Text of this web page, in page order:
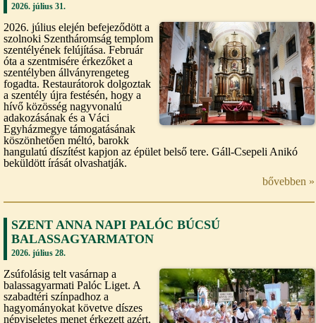
2026. július 31.
2026. július elején befejeződött a
szolnoki Szentháromság templom
szentélyének felújítása. Február
óta a szentmisére érkezőket a
szentélyben állványrengeteg
fogadta. Restaurátorok dolgoztak
a szentély újra festésén, hogy a
hívő közösség nagyvonalú
adakozásának és a Váci
Egyházmegye támogatásának
köszönhetően méltó, barokk
hangulatú díszítést kapjon az épület belső tere. Gáll-Csepeli Anikó
beküldött írását olvashatják.
bővebben »
SZENT ANNA NAPI PALÓC BÚCSÚ
BALASSAGYARMATON
2026. július 28.
Zsúfolásig telt vasárnap a
balassagyarmati Palóc Liget. A
szabadtéri színpadhoz a
hagyományokat követve díszes
népviseletes menet érkezett azért,